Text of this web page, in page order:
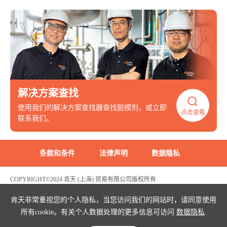
肯天非常重视您的个人隐私，当您访问我们的网站时，请同意使用
所有cookie。有关个人数据处理的更多信息可访问 数据隐私
解决方案查找
使用我们的解决方案查找器查找脱模剂，或立即
联系我们。
点击查看
条款和条件 法律声明 数据隐私
COPYRIGHT©2024 肯天 (上海) 贸易有限公司版权所有
危险化学品生产经营许可证编号：沪(浦)应急管危经许[2021]200596(FY)